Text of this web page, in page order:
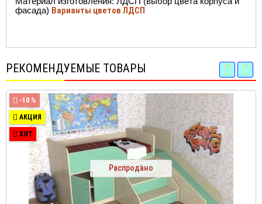
фасада) Варианты цветов ЛДСП
РЕКОМЕНДУЕМЫЕ ТОВАРЫ
-10 %
АКЦИЯ
ХИТ
Распродано